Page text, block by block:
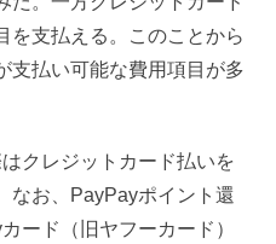
を支払える。このことから
支払い可能な費用項目が多
クレジットカード払いを
なお、PayPayポイント還
ード（旧ヤフーカード）